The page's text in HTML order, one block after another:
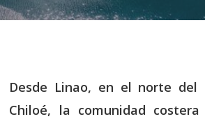
Desde Linao, en el norte
Chiloé, la comunidad